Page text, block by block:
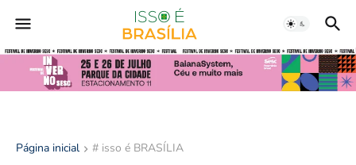
Página inicial # isso é BRASÍLIA